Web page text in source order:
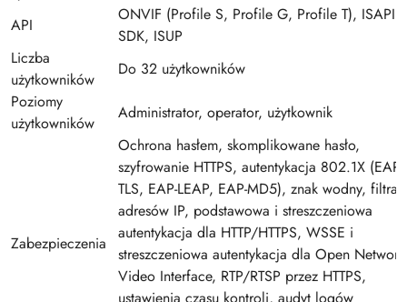
API
ONVIF (Profile S, Profile G, Profile T), ISAPI,
SDK, ISUP
Liczba
użytkowników
Do 32 użytkowników
Poziomy
użytkowników
Administrator, operator, użytkownik
Zabezpieczenia
Ochrona hasłem, skomplikowane hasło,
szyfrowanie HTTPS, autentykacja 802.1X (EAP-
TLS, EAP-LEAP, EAP-MD5), znak wodny,
adresów IP, podstawowa i streszczeniowa
autentykacja dla HTTP/HTTPS, WSSE i
streszczeniowa autentykacja dla Open Network
Video Interface, RTP/RTSP przez HTTPS,
ustawienia czasu kontroli, audyt logów